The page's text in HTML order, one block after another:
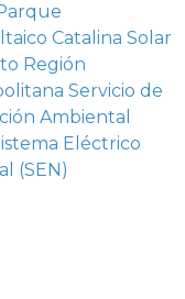
Catalina Solar
Región
Servicio de
Ambiental
Eléctrico
(SEN)